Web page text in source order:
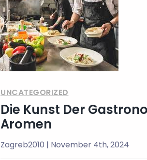
UNCATEGORIZED
Die Kunst Der
Aromen
Zagreb2010 | November 4th, 2024